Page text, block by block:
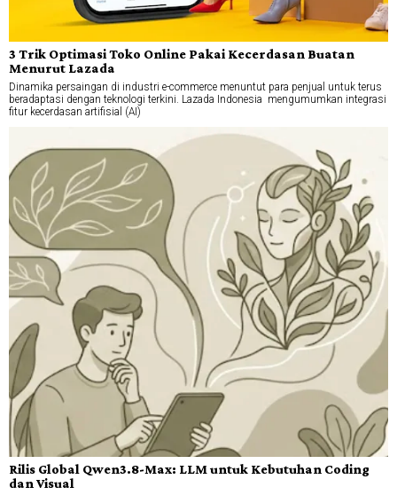
3 Trik Optimasi Toko Online Pakai Kecerdasan Buatan
Menurut Lazada
Dinamika persaingan di industri e-commerce menuntut para penjual untuk terus
beradaptasi dengan teknologi terkini. Lazada Indonesia mengumumkan integrasi
fitur kecerdasan artifisial (AI)
Rilis Global Qwen3.8-Max: LLM untuk Kebutuhan Coding
dan Visual